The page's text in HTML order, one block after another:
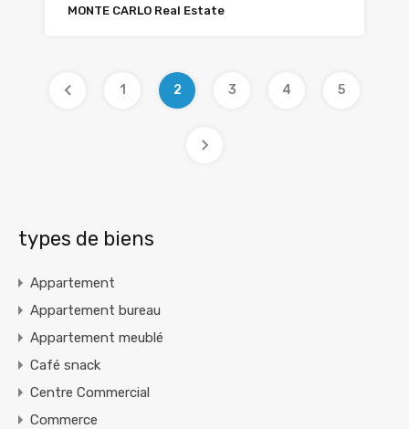
MONTE CARLO Real Estate
1 2 3 4 5
types de biens
Appartement
Appartement bureau
Appartement meublé
Café snack
Centre Commercial
Commerce